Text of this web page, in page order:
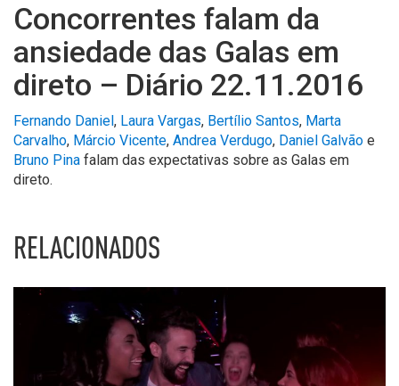
Concorrentes falam da
ansiedade das Galas em
direto – Diário 22.11.2016
Fernando Daniel, Laura Vargas, Bertílio Santos, Marta
Carvalho, Márcio Vicente, Andrea Verdugo, Daniel Galvão e
Bruno Pina falam das expectativas sobre as Galas em
direto.
RELACIONADOS